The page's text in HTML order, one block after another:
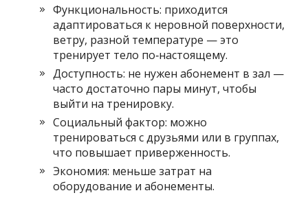
Функциональность: приходится
адаптироваться к неровной поверхности,
ветру, разной температуре — это
тренирует тело по‑настоящему.
Доступность: не нужен абонемент в зал —
часто достаточно пары минут, чтобы
выйти на тренировку.
Социальный фактор: можно
тренироваться с друзьями или в группах,
что повышает приверженность.
Экономия: меньше затрат на
оборудование и абонементы.